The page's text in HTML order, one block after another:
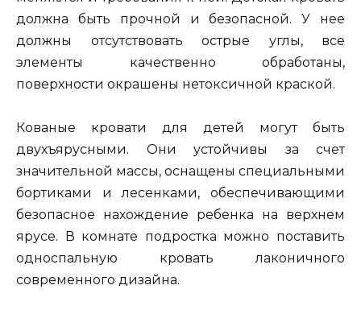
должна быть прочной и безопасной. У нее
должны отсутствовать острые углы, все
элементы качественно обработаны,
поверхности окрашены нетоксичной краской.
Кованые кровати для детей могут быть
двухъярусными. Они устойчивы за счет
значительной массы, оснащены специальными
бортиками и лесенками, обеспечивающими
безопасное нахождение ребенка на верхнем
ярусе. В комнате подростка можно поставить
односпальную кровать лаконичного
современного дизайна.